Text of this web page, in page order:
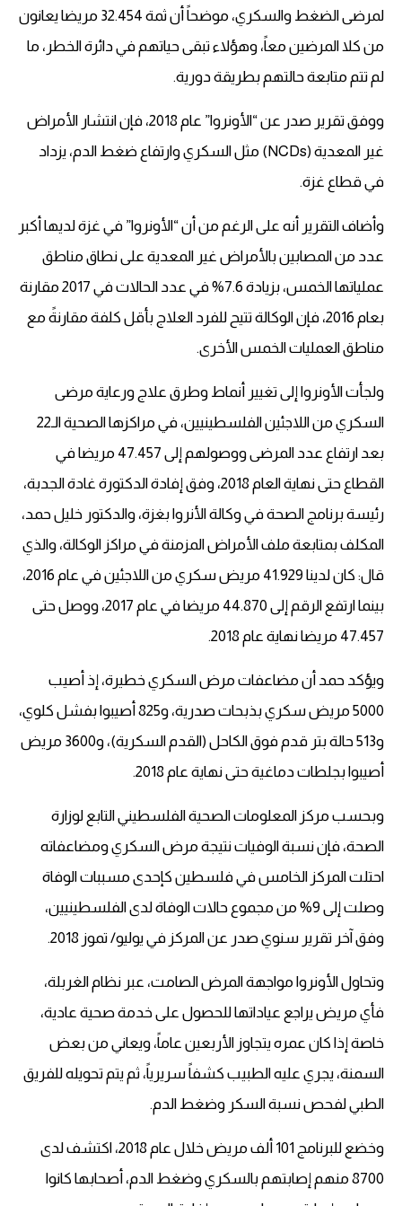
لمرضى الضغط والسكري، موضحاً أن ثمة 32.454 مريضا يعانون
من كلا المرضين معاً، وهؤلاء تبقى حياتهم في دائرة الخطر، ما
لم تتم متابعة حالتهم بطريقة دورية.
ووفق تقرير صدر عن “الأونروا” عام 2018، فإن انتشار الأمراض
غير المعدية (NCDs) مثل السكري وارتفاع ضغط الدم، يزداد
في قطاع غزة.
وأضاف التقرير أنه على الرغم من أن “الأونروا” في غزة لديها أكبر
عدد من المصابين بالأمراض غير المعدية على نطاق مناطق
عملياتها الخمس، بزيادة 7.6% في عدد الحالات في 2017 مقارنة
بعام 2016، فإن الوكالة تتيح للفرد العلاج بأقل كلفة مقارنةً مع
مناطق العمليات الخمس الأخرى.
ولجأت الأونروا إلى تغيير أنماط وطرق علاج ورعاية مرضى
السكري من اللاجئين الفلسطينيين، في مراكزها الصحية الـ22
بعد ارتفاع عدد المرضى ووصولهم إلى 47.457 مريضا في
القطاع حتى نهاية العام 2018، وفق إفادة الدكتورة غادة الجدبة،
رئيسة برنامج الصحة في وكالة الأنروا بغزة، والدكتور خليل حمد،
المكلف بمتابعة ملف الأمراض المزمنة في مراكز الوكالة، والذي
قال: كان لدينا 41.929 مريض سكري من اللاجئين في عام 2016،
بينما ارتفع الرقم إلى 44.870 مريضا في عام 2017، ووصل حتى
47.457 مريضا نهاية عام 2018.
ويؤكد حمد أن مضاعفات مرض السكري خطيرة، إذ أصيب
5000 مريض سكري بذبحات صدرية، و825 أصيبوا بفشل كلوي،
و513 حالة بتر قدم فوق الكاحل (القدم السكرية)، و3600 مريض
أصيبوا بجلطات دماغية حتى نهاية عام 2018.
وبحسب مركز المعلومات الصحية الفلسطيني التابع لوزارة
الصحة، فإن نسبة الوفيات نتيجة مرض السكري ومضاعفاته
احتلت المركز الخامس في فلسطين كإحدى مسببات الوفاة
وصلت إلى 9% من مجموع حالات الوفاة لدى الفلسطينيين،
وفق آخر تقرير سنوي صدر عن المركز في يوليو/ تموز 2018.
وتحاول الأونروا مواجهة المرض الصامت، عبر نظام الغربلة،
فأي مريض يراجع عياداتها للحصول على خدمة صحية عادية،
خاصة إذا كان عمره يتجاوز الأربعين عاماً، ويعاني من بعض
السمنة، يجري عليه الطبيب كشفاً سريرياً، ثم يتم تحويله للفريق
الطبي لفحص نسبة السكر وضغط الدم.
وخضع للبرنامج 101 ألف مريض خلال عام 2018، اكتشف لدى
8700 منهم إصابتهم بالسكري وضغط الدم، أصحابها كانوا